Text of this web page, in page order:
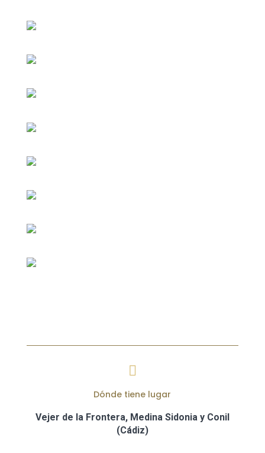

Dónde tiene lugar
Vejer de la Frontera, Medina Sidonia y Conil
(Cádiz)